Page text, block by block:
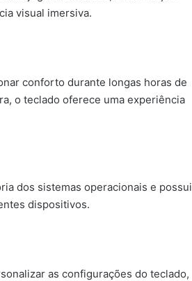
visual imersiva.
conforto durante longas horas de
o teclado oferece uma experiência
dos sistemas operacionais e possui
dispositivos.
as configurações do teclado,